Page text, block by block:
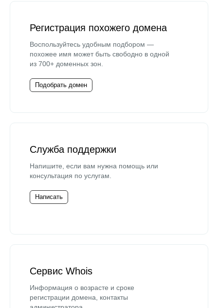
Регистрация похожего домена
Воспользуйтесь удобным подбором —
похожее имя может быть свободно в одной
из 700+ доменных зон.
Подобрать домен
Служба поддержки
Напишите, если вам нужна помощь или
консультация по услугам.
Написать
Сервис Whois
Информация о возрасте и сроке
регистрации домена, контакты